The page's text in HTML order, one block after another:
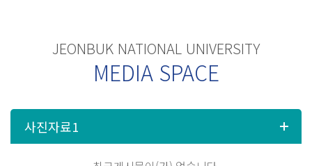
JEONBUK NATIONAL UNIVERSITY
MEDIA SPACE